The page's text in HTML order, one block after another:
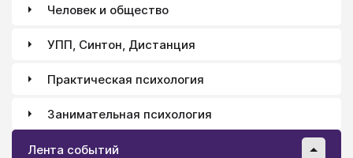
Человек и общество
УПП, Синтон, Дистанция
Практическая психология
Занимательная психология
Лента событий